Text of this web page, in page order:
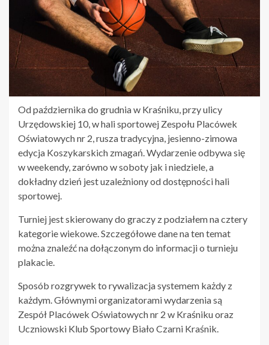
Od października do grudnia w Kraśniku, przy ulicy
Urzędowskiej 10, w hali sportowej Zespołu Placówek
Oświatowych nr 2, rusza tradycyjna, jesienno-zimowa
edycja Koszykarskich zmagań. Wydarzenie odbywa się
w weekendy, zarówno w soboty jak i niedziele, a
dokładny dzień jest uzależniony od dostępności hali
sportowej.
Turniej jest skierowany do graczy z podziałem na cztery
kategorie wiekowe. Szczegółowe dane na ten temat
można znaleźć na dołączonym do informacji o turnieju
plakacie.
Sposób rozgrywek to rywalizacja systemem każdy z
każdym. Głównymi organizatorami wydarzenia są
Zespół Placówek Oświatowych nr 2 w Kraśniku oraz
Uczniowski Klub Sportowy Biało Czarni Kraśnik.